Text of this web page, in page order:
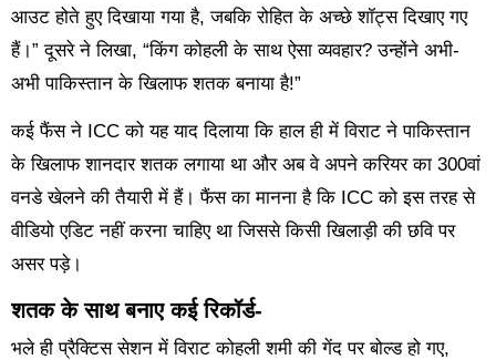
आउट होते हुए दिखाया गया है, जबकि रोहित के अच्छे शॉट्स दिखाए गए
हैं।” दूसरे ने लिखा, “किंग कोहली के साथ ऐसा व्यवहार? उन्होंने अभी-
अभी पाकिस्तान के खिलाफ शतक बनाया है!”
कई फैंस ने ICC को यह याद दिलाया कि हाल ही में विराट ने पाकिस्तान
के खिलाफ शानदार शतक लगाया था और अब वे अपने करियर का 300वां
वनडे खेलने की तैयारी में हैं। फैंस का मानना है कि ICC को इस तरह से
वीडियो एडिट नहीं करना चाहिए था जिससे किसी खिलाड़ी की छवि पर
असर पड़े।
शतक के साथ बनाए कई रिकॉर्ड-
भले ही प्रैक्टिस सेशन में विराट कोहली शमी की गेंद पर बोल्ड हो गए,